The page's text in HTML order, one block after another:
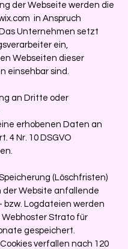
der Webseite werden die
in Anspruch
Unternehmen setzt
ein,
Webseiten dieser
einsehbar sind.
an Dritte oder
erhobenen Daten an
4 Nr. 10 DSGVO
(Löschfristen)
der Website anfallende
bzw. Logdateien werden
Webhoster Strato für
gespeichert.
verfallen nach 120